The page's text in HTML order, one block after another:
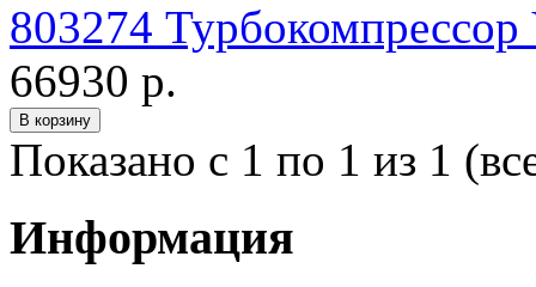
803274
66930 р.
Показано с 1 по 1 из 1
Информация